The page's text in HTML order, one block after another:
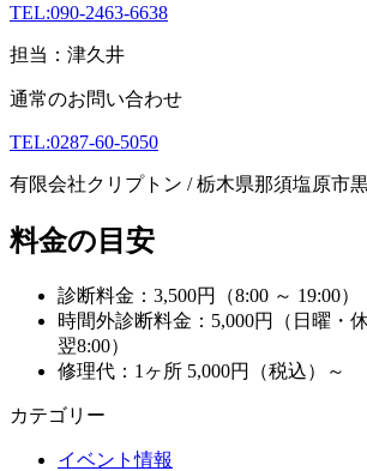
TEL:090-2463-6638
担当：津久井
通常のお問い合わせ
TEL:0287-60-5050
有限会社クリプトン / 栃木県那須塩原市
料金の目安
診断料金：3,500円（8:00 ～ 19:00）
時間外診断料金：5,000円（日曜・
翌8:00）
修理代：1ヶ所 5,000円（税込）～
カテゴリー
イベント情報